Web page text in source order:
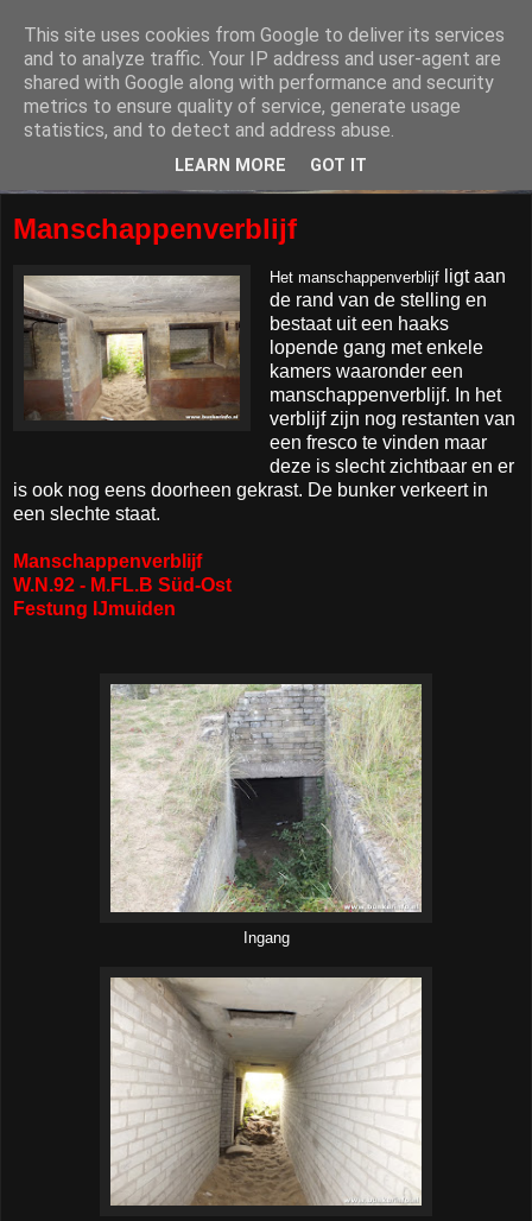
Manschappenverblijf
Het manschappenverblijf ligt aan
de rand van de stelling en
bestaat uit een haaks
lopende gang met enkele
kamers waaronder een
manschappenverblijf. In het
verblijf zijn nog restanten van
een fresco te vinden maar
deze is slecht zichtbaar en er
is ook nog eens doorheen gekrast. De bunker verkeert in
een slechte staat.
Manschappenverblijf
W.N.92 - M.FL.B Süd-Ost
Festung IJmuiden
Ingang
This site uses cookies from Google to deliver its services
and to analyze traffic. Your IP address and user-agent are
shared with Google along with performance and security
metrics to ensure quality of service, generate usage
statistics, and to detect and address abuse.
LEARN MORE GOT IT